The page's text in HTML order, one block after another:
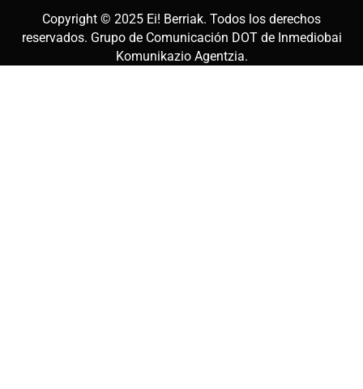
Copyright © 2025 Ei! Berriak. Todos los derechos
reservados. Grupo de Comunicación DOT de Inmediobai
Komunikazio Agentzia.